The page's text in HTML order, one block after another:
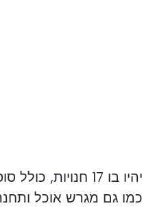
יהיו בו 17
כמו גם מגרש אוכל